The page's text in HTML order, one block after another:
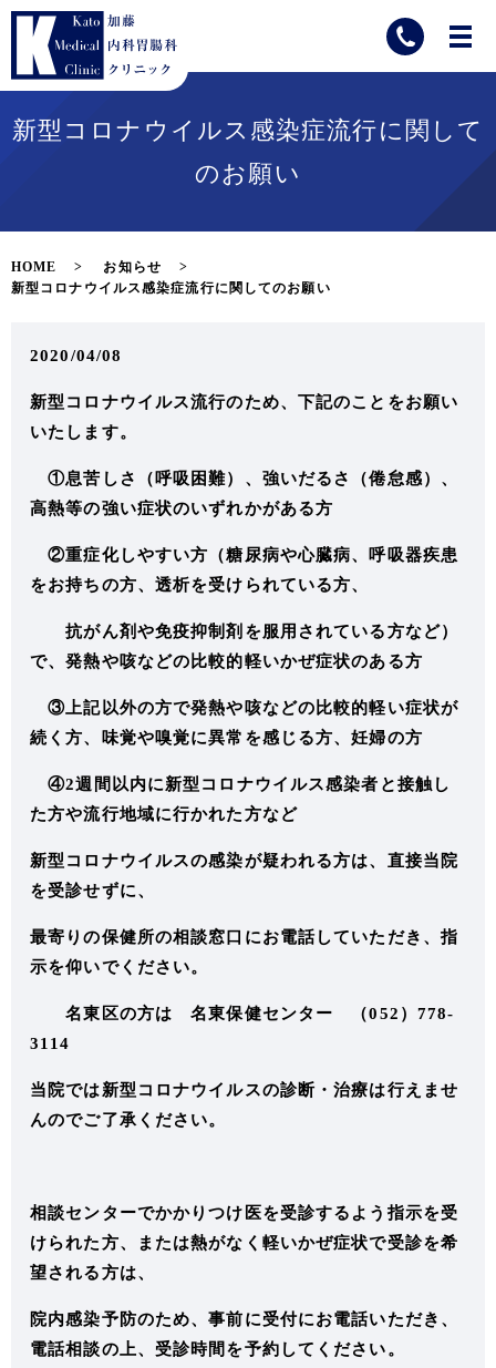
新型コロナウイルス感染症流行に関して
のお願い
HOME
お知らせ
新型コロナウイルス感染症流行に関してのお願い
2020/04/08
新型コロナウイルス流行のため、下記のことをお願い
いたします。
①息苦しさ（呼吸困難）、強いだるさ（倦怠感）、
高熱等の強い症状のいずれかがある方
②重症化しやすい方（糖尿病や心臓病、呼吸器疾患
をお持ちの方、透析を受けられている方、
抗がん剤や免疫抑制剤を服用されている方など）
で、発熱や咳などの比較的軽いかぜ症状のある方
③上記以外の方で発熱や咳などの比較的軽い症状が
続く方、味覚や嗅覚に異常を感じる方、妊婦の方
④2週間以内に新型コロナウイルス感染者と接触し
た方や流行地域に行かれた方など
新型コロナウイルスの感染が疑われる方は、直接当院
を受診せずに、
最寄りの保健所の相談窓口にお電話していただき、指
示を仰いでください。
名東区の方は 名東保健センター （052）778-
3114
当院では新型コロナウイルスの診断・治療は行えませ
んのでご了承ください。
相談センターでかかりつけ医を受診するよう指示を受
けられた方、または熱がなく軽いかぜ症状で受診を希
望される方は、
院内感染予防のため、事前に受付にお電話いただき、
電話相談の上、受診時間を予約してください。